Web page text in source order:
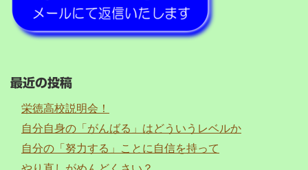
最近の投稿
栄徳高校説明会！
自分自身の「がんばる」はどういうレベルか
自分の「努力する」ことに自信を持って